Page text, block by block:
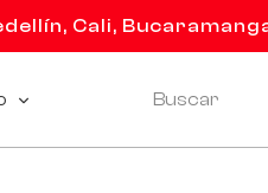
Cali,